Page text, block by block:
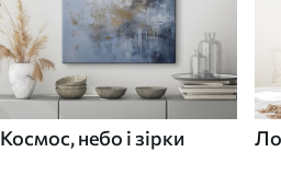
Космос, небо і зірки